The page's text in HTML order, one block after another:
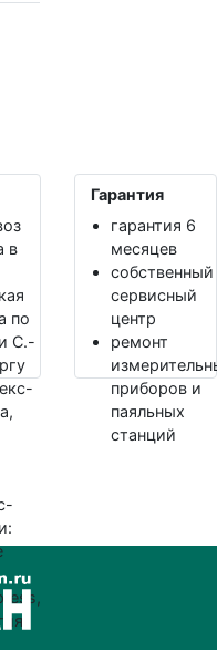
в
по
С.-
Гарантия
гарантия 6
месяцев
собственный
сервисный
центр
ремонт
приборов и
паяльных
станций